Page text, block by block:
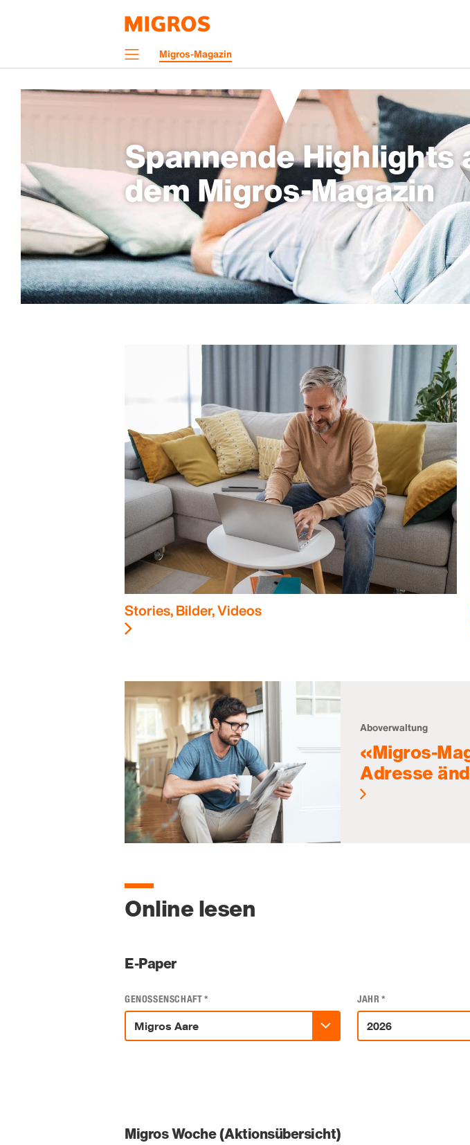
MenüMigros-Magazin
Spannende Highlights
dem Migros-Magazin
Stories, Bilder, Videos
Aboverwaltung
«Migros-
Adresse
Online lesen
E-Paper
GENOSSENSCHAFT* JAHR*
Migros Woche (Aktionsübersicht)